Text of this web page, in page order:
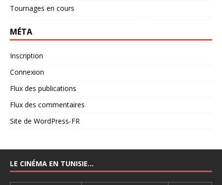
Tournages en cours
MÉTA
Inscription
Connexion
Flux des publications
Flux des commentaires
Site de WordPress-FR
LE CINÉMA EN TUNISIE…